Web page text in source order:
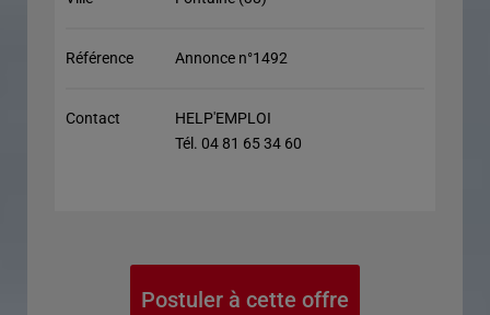
Référence Annonce n°1492
Contact
HELP'EMPLOI
Tél. 04 81 65 34 60
Postuler à cette offre